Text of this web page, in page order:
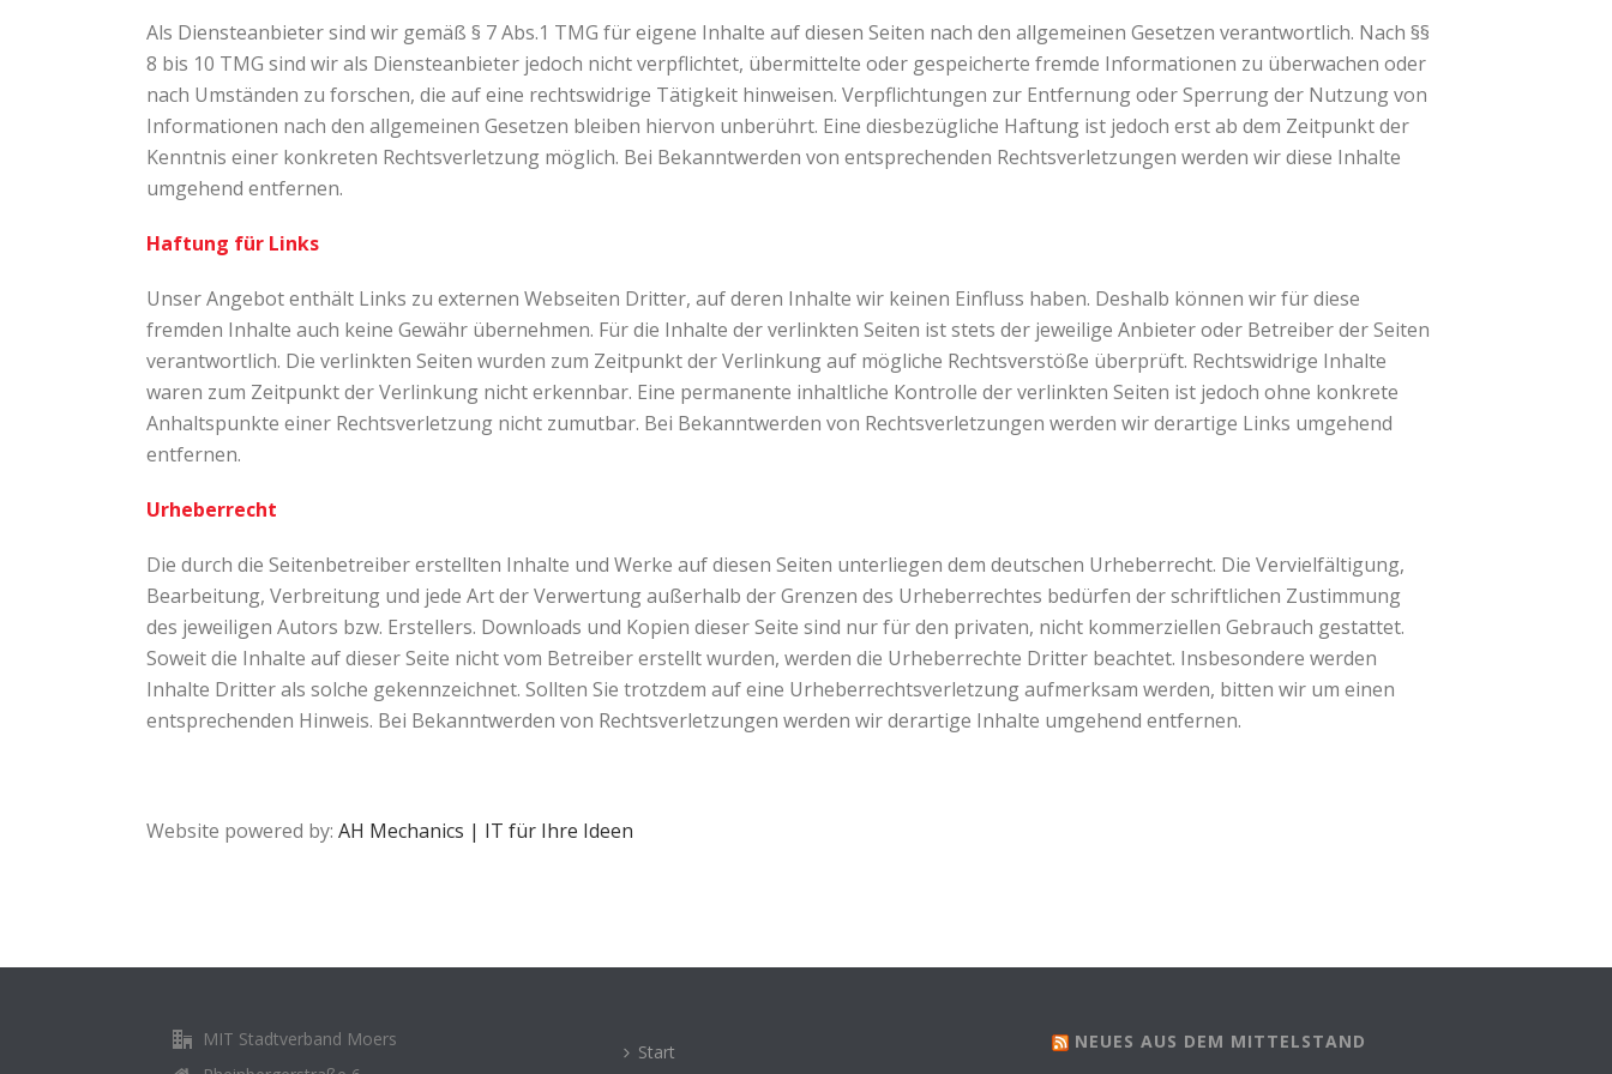
Als Diensteanbieter sind wir gemäß § 7 Abs.1 TMG für eigene Inhalte auf diesen Seiten nach den allgemeinen Gesetzen verantwortlich. Nach §§
8 bis 10 TMG sind wir als Diensteanbieter jedoch nicht verpflichtet, übermittelte oder gespeicherte fremde Informationen zu überwachen oder
nach Umständen zu forschen, die auf eine rechtswidrige Tätigkeit hinweisen. Verpflichtungen zur Entfernung oder Sperrung der Nutzung von
Informationen nach den allgemeinen Gesetzen bleiben hiervon unberührt. Eine diesbezügliche Haftung ist jedoch erst ab dem Zeitpunkt der
Kenntnis einer konkreten Rechtsverletzung möglich. Bei Bekanntwerden von entsprechenden Rechtsverletzungen werden wir diese Inhalte
umgehend entfernen.
Haftung für Links
Unser Angebot enthält Links zu externen Webseiten Dritter, auf deren Inhalte wir keinen Einfluss haben. Deshalb können wir für diese
fremden Inhalte auch keine Gewähr übernehmen. Für die Inhalte der verlinkten Seiten ist stets der jeweilige Anbieter oder Betreiber der Seiten
verantwortlich. Die verlinkten Seiten wurden zum Zeitpunkt der Verlinkung auf mögliche Rechtsverstöße überprüft. Rechtswidrige Inhalte
waren zum Zeitpunkt der Verlinkung nicht erkennbar. Eine permanente inhaltliche Kontrolle der verlinkten Seiten ist jedoch ohne konkrete
Anhaltspunkte einer Rechtsverletzung nicht zumutbar. Bei Bekanntwerden von Rechtsverletzungen werden wir derartige Links umgehend
entfernen.
Urheberrecht
Die durch die Seitenbetreiber erstellten Inhalte und Werke auf diesen Seiten unterliegen dem deutschen Urheberrecht. Die Vervielfältigung,
Bearbeitung, Verbreitung und jede Art der Verwertung außerhalb der Grenzen des Urheberrechtes bedürfen der schriftlichen Zustimmung
des jeweiligen Autors bzw. Erstellers. Downloads und Kopien dieser Seite sind nur für den privaten, nicht kommerziellen Gebrauch gestattet.
Soweit die Inhalte auf dieser Seite nicht vom Betreiber erstellt wurden, werden die Urheberrechte Dritter beachtet. Insbesondere werden
Inhalte Dritter als solche gekennzeichnet. Sollten Sie trotzdem auf eine Urheberrechtsverletzung aufmerksam werden, bitten wir um einen
entsprechenden Hinweis. Bei Bekanntwerden von Rechtsverletzungen werden wir derartige Inhalte umgehend entfernen.
Website powered by: AH Mechanics | IT für Ihre Ideen
MIT Stadtverband Moers
Start NEUES AUS DEM MITTELSTAND